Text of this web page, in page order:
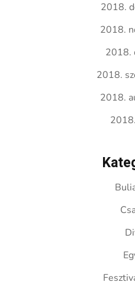
2018.
2018.
2018.
2018.
2018.